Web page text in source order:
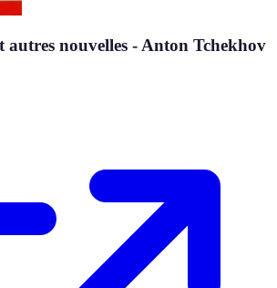
autres nouvelles - Anton Tchekhov